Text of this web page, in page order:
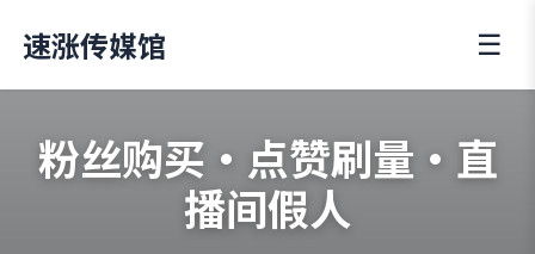
速涨传媒馆 ☰
粉丝购买·点赞刷量·直
播间假人